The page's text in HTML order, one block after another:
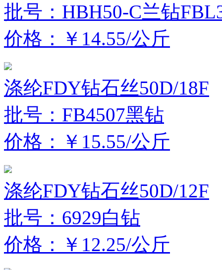
批号：HBH50-C兰钻
价格：￥14.55/公斤
涤纶FDY钻石丝50D/18F
批号：FB4507黑钻
价格：￥15.55/公斤
涤纶FDY钻石丝50D/12F
批号：6929白钻
价格：￥12.25/公斤